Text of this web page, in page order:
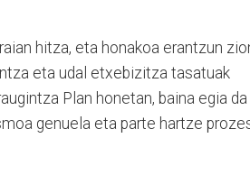
hitza, eta honakoa erantzun
eta udal etxebizitza tasatuak
Plan honetan, baina egia da
genuela eta parte hartze